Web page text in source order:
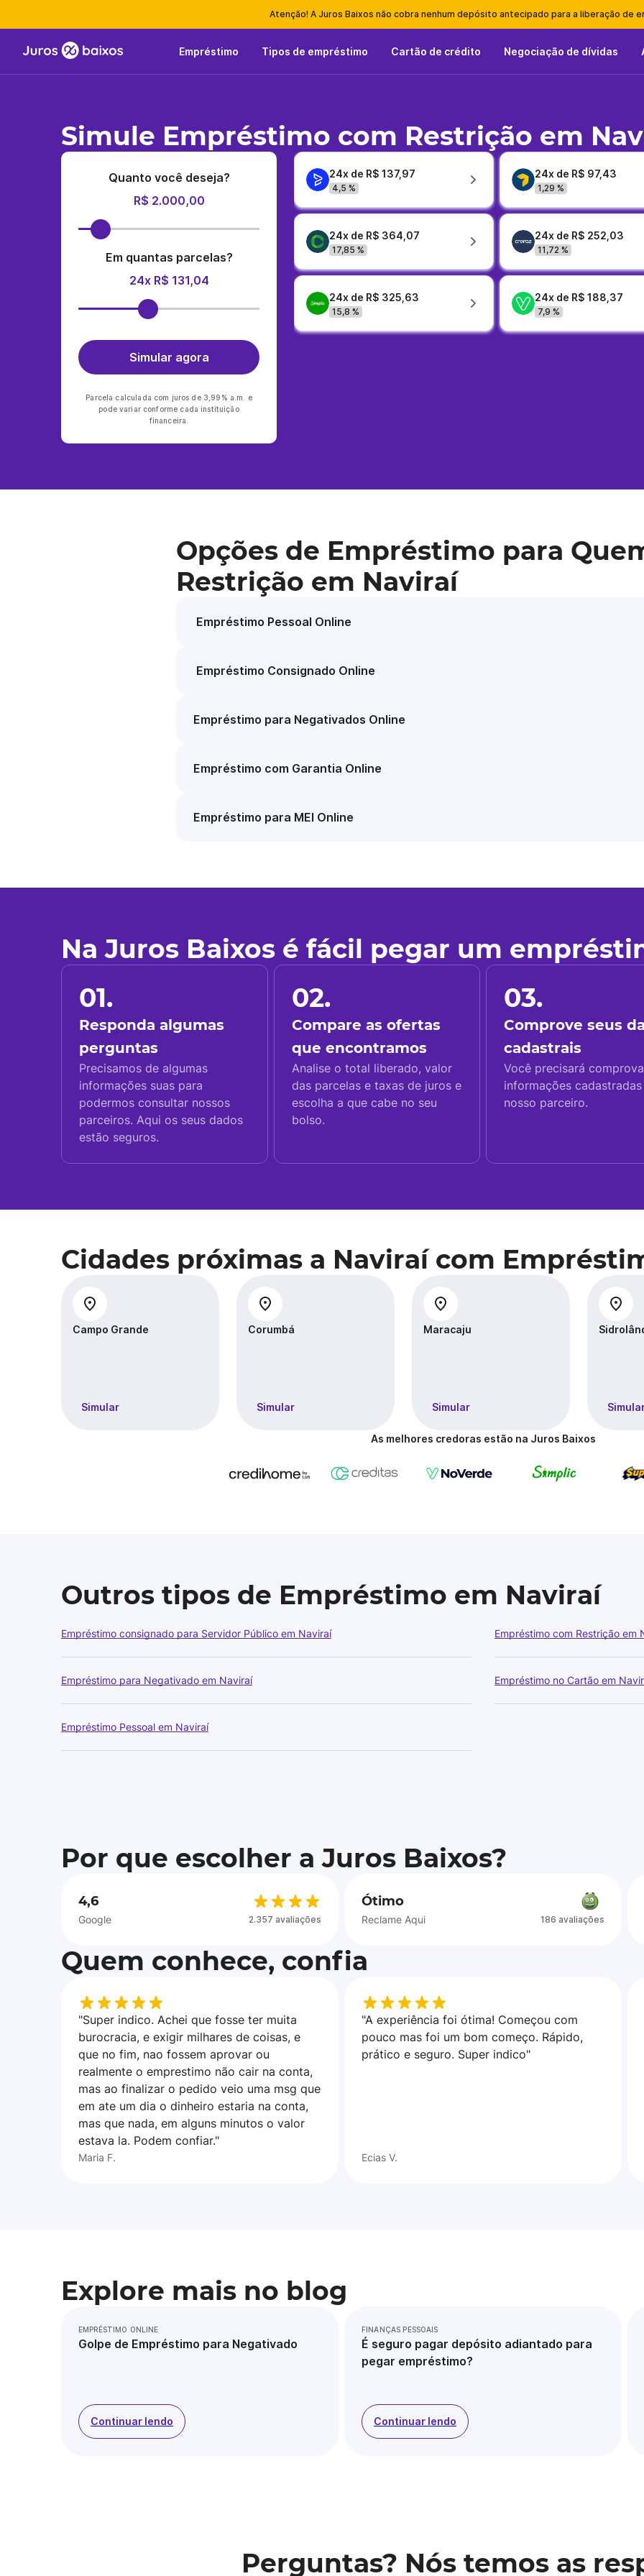
Atenção! A Juros Baixos não cobra nenhum depósito antecipado para a liberação de
Empréstimo Tipos de empréstimo Cartão de crédito Negociação de dívidas
Simule Empréstimo com Restrição em
Quanto você deseja?
R$ 2.000,00
Em quantas parcelas?
24x R$ 131,04
Simular agora
Parcela calculada com juros de 3,99% a.m. e
pode variar conforme cada instituição
financeira.
24x de R$ 137,97
4,5 %
24x de R$ 97,43
1,29 %
24x de R$ 364,07
17,85 %
24x de R$ 252,03
11,72 %
24x de R$ 325,63
15,8 %
24x de R$ 188,37
7,9 %
Opções de Empréstimo para
Restrição em Naviraí
Empréstimo Pessoal Online
Empréstimo Consignado Online
Empréstimo para Negativados Online
Empréstimo com Garantia Online
Empréstimo para MEI Online
Na Juros Baixos é fácil pegar um
01.
Responda algumas
perguntas
Precisamos de algumas
informações suas para
podermos consultar nossos
parceiros. Aqui os seus dados
estão seguros.
02.
Compare as ofertas
que encontramos
Analise o total liberado, valor
das parcelas e taxas de juros e
escolha a que cabe no seu
bolso.
03.
Comprove seus
cadastrais
Você precisará
informações
nosso parceiro.
Cidades próximas a Naviraí com
Campo Grande
Simular
Corumbá
Simular
Maracaju
Simular
As melhores credoras estão na Juros Baixos
Outros tipos de Empréstimo em Naviraí
Empréstimo consignado para Servidor Público em Naviraí Empréstimo com Restrição em
Empréstimo para Negativado em Naviraí Empréstimo no Cartão em
Empréstimo Pessoal em Naviraí
Por que escolher a Juros Baixos?
4,6
Google 2.357 avaliações
Ótimo
Reclame Aqui 186 avaliações
Quem conhece, confia
"Super indico. Achei que fosse ter muita
burocracia, e exigir milhares de coisas, e
que no fim, nao fossem aprovar ou
realmente o emprestimo não cair na conta,
mas ao finalizar o pedido veio uma msg que
em ate um dia o dinheiro estaria na conta,
mas que nada, em alguns minutos o valor
estava la. Podem confiar."
Maria F.
"A experiência foi ótima! Começou com
pouco mas foi um bom começo. Rápido,
prático e seguro. Super indico"
Ecias V.
Explore mais no blog
EMPRÉSTIMO ONLINE
Golpe de Empréstimo para Negativado
Continuar lendo
FINANÇAS PESSOAIS
É seguro pagar depósito adiantado para
pegar empréstimo?
Continuar lendo
Perguntas? Nós temos as